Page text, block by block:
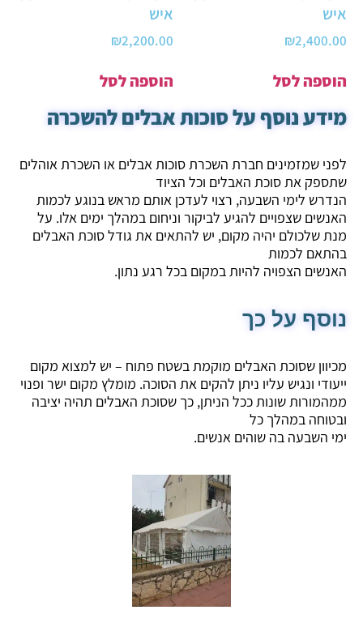
איש
₪2,400.00
הוספה לסל
איש
₪2,200.00
הוספה לסל
מידע נוסף על סוכות אבלים להשכרה
לפני שמזמינים חברת השכרת סוכות אבלים או השכרת אוהלים
שתספק את סוכת האבלים וכל הציוד
הנדרש לימי השבעה, רצוי לעדכן אותם מראש בנוגע לכמות
האנשים שצפויים להגיע לביקור וניחום במהלך ימים אלו. על
מנת שלכולם יהיה מקום, יש להתאים את גודל סוכת האבלים
בהתאם לכמות
האנשים הצפויה להיות במקום בכל רגע נתון.
נוסף על כך
מכיוון שסוכת האבלים מוקמת בשטח פתוח – יש למצוא מקום
ייעודי ונגיש עליו ניתן להקים את הסוכה. מומלץ מקום ישר ופנוי
ממהמורות שונות ככל הניתן, כך שסוכת האבלים תהיה יציבה
ובטוחה במהלך כל
ימי השבעה בה שוהים אנשים.